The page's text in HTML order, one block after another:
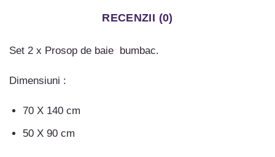
RECENZII (0)
Set 2 x Prosop de baie bumbac.
Dimensiuni :
70 X 140 cm
50 X 90 cm